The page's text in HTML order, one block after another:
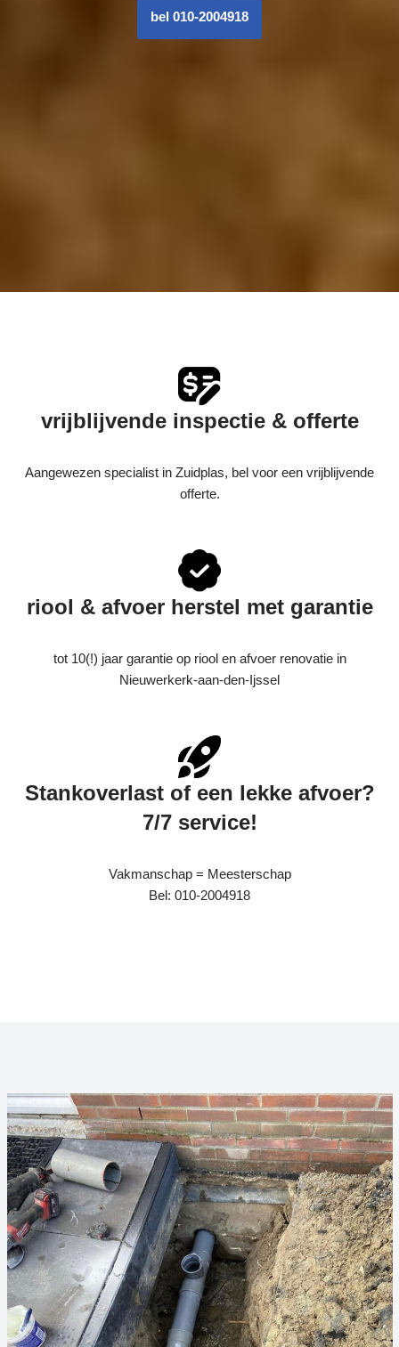
bel 010-2004918
vrijblijvende inspectie & offerte
Aangewezen specialist in Zuidplas, bel voor een vrijblijvende
offerte.
riool & afvoer herstel met garantie
tot 10(!) jaar garantie op riool en afvoer renovatie in
Nieuwerkerk-aan-den-Ijssel
Stankoverlast of een lekke afvoer?
7/7 service!
Vakmanschap = Meesterschap
Bel: 010-2004918